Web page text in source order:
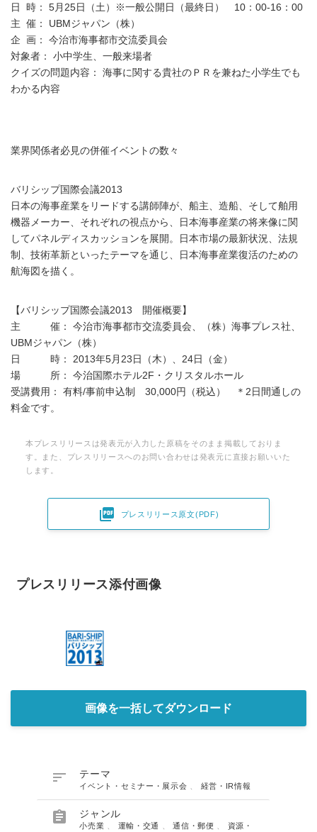
日 時： 5月25日（土）※一般公開日（最終日） 10：00-16：00
主 催： UBMジャパン（株）
企 画： 今治市海事都市交流委員会
対象者： 小中学生、一般来場者
クイズの問題内容： 海事に関する貴社のＰＲを兼ねた小学生でも
わかる内容
業界関係者必見の併催イベントの数々
バリシップ国際会議2013
日本の海事産業をリードする講師陣が、船主、造船、そして舶用
機器メーカー、それぞれの視点から、日本海事産業の将来像に関
してパネルディスカッションを展開。日本市場の最新状況、法規
制、技術革新といったテーマを通じ、日本海事産業復活のための
航海図を描く。
【バリシップ国際会議2013 開催概要】
主 催： 今治市海事都市交流委員会、（株）海事プレス社、
UBMジャパン（株）
日 時： 2013年5月23日（木）、24日（金）
場 所： 今治国際ホテル2F・クリスタルホール
受講費用： 有料/事前申込制 30,000円（税込） ＊2日間通しの
料金です。
本プレスリリースは発表元が入力した原稿をそのまま掲載しておりま
す。また、プレスリリースへのお問い合わせは発表元に直接お願いいた
します。
 プレスリリース原文(PDF)
プレスリリース添付画像
画像を一括してダウンロード
 テーマ
イベント・セミナー・展示会 経営・IR情報
 ジャンル
小売業 運輸・交通 、通信・郵便
資源・